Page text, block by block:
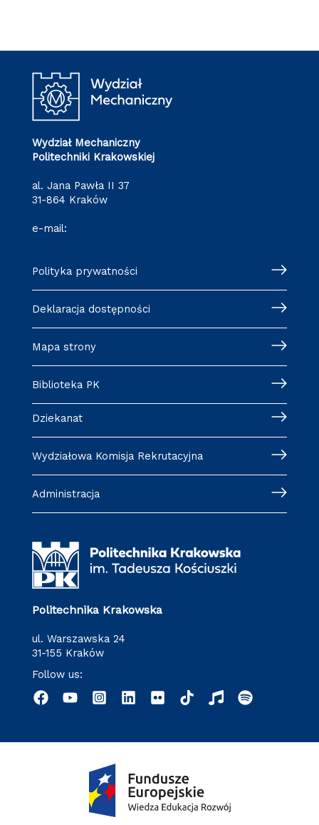
Wydział Mechaniczny
Politechniki Krakowskiej
al. Jana Pawła II 37
31-864 Kraków
e-mail:
Polityka prywatności
Deklaracja dostępności
Mapa strony
Biblioteka PK
Dziekanat
Wydziałowa Komisja Rekrutacyjna
Administracja
Politechnika Krakowska
ul. Warszawska 24
31-155 Kraków
Follow us: